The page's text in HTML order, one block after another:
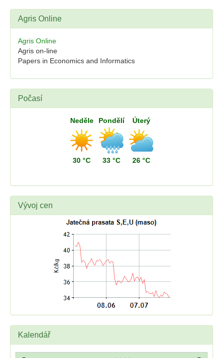
Agris Online
Agris Online
Agris on-line
Papers in Economics and Informatics
Počasí
Neděle
30 °C
Pondělí
33 °C
Úterý
26 °C
Vývoj cen
Kalendář